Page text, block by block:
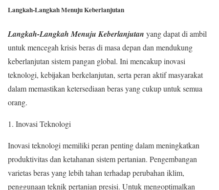
Langkah-Langkah Menuju Keberlanjutan
Langkah-Langkah Menuju Keberlanjutan yang dapat di ambil
untuk mencegah krisis beras di masa depan dan mendukung
keberlanjutan sistem pangan global. Ini mencakup inovasi
teknologi, kebijakan berkelanjutan, serta peran aktif masyarakat
dalam memastikan ketersediaan beras yang cukup untuk semua
orang.
1. Inovasi Teknologi
Inovasi teknologi memiliki peran penting dalam meningkatkan
produktivitas dan ketahanan sistem pertanian. Pengembangan
varietas beras yang lebih tahan terhadap perubahan iklim,
penggunaan teknik pertanian presisi. Untuk mengoptimalkan